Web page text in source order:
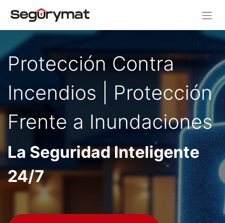
Protección Contra
Incendios |
Protección
Frente a Inundaciones
La Seguridad Inteligente
24/7